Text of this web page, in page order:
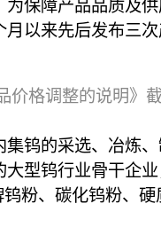
保障产品品质及
以来先后发布三
价格调整的说明》
钨的采选、冶炼、
型钨行业骨干企业
粉、碳化钨粉、硬